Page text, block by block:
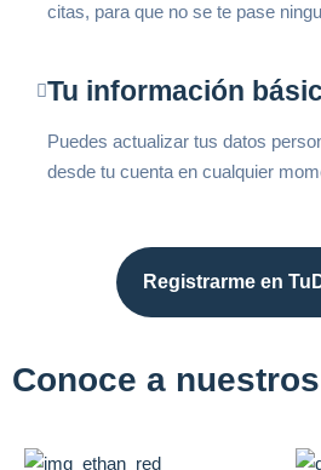
citas, para que no se te pase
Tu información
Puedes actualizar tus datos
desde tu cuenta en cualquier
Registrarme en
Conoce a